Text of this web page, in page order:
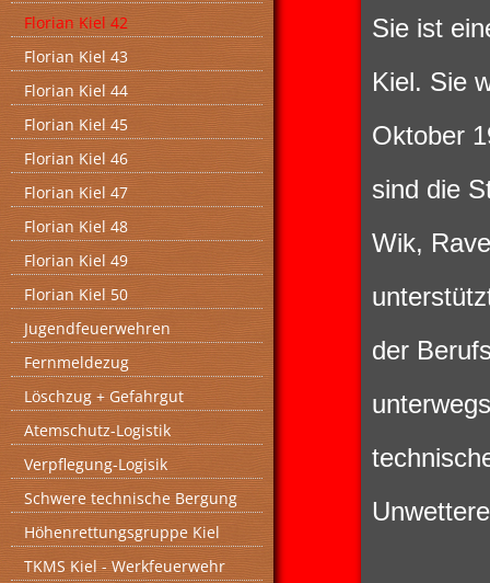
Florian Kiel 42
Florian Kiel 43
Florian Kiel 44
Florian Kiel 45
Florian Kiel 46
Florian Kiel 47
Florian Kiel 48
Florian Kiel 49
Florian Kiel 50
Jugendfeuerwehren
Fernmeldezug
Löschzug + Gefahrgut
Atemschutz-Logistik
Verpflegung-Logisik
Schwere technische Bergung
Höhenrettungsgruppe Kiel
TKMS Kiel - Werkfeuerwehr
Sie ist
Kiel. Sie
Oktober
sind die
Wik,
der